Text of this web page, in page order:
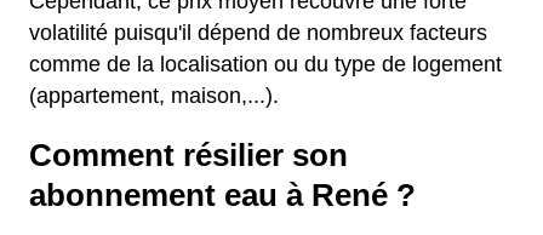
volatilité puisqu'il dépend de nombreux facteurs
comme de la localisation ou du type de logement
(appartement, maison,...).
Comment résilier son
abonnement eau à René ?